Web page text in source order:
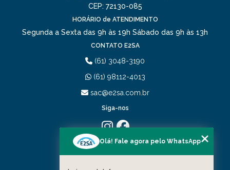
CEP: 72130-085
HORÁRIO de ATENDIMENTO
Segunda a Sexta das 9h às 19h Sábado das 9h às 13h
CONTATO E2SA
(61) 3048-3190
(61) 98112-4013
sac@e2sa.com.br
Siga-nos
Olá! Fale agora pelo WhatsApp